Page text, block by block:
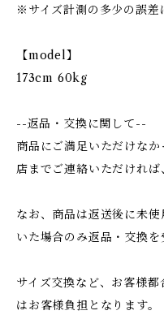
※サイズ計測の多少の誤差
【model】
173cm 60kg
--返品・交換に関して--
商品にご満足いただけな
店までご連絡いただければ
なお、商品は返送後に未
いた場合のみ返品・交換を
サイズ交換など、お客様
はお客様負担となります。